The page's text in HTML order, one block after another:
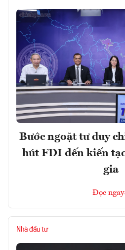
Bước ngoặt tư duy
hút FDI đến kiến
gia
Đọc ngay
Nhà đầu tư